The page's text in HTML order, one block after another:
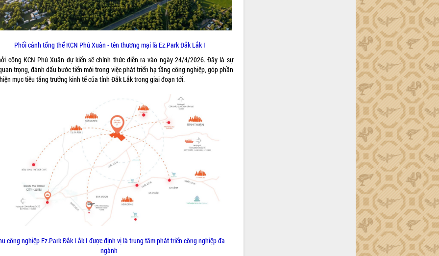
Phối cảnh tổng thể KCN Phú Xuân - tên thương mại là Ez.Park Đắk Lắk I
công KCN Phú Xuân dự kiến sẽ chính thức diễn ra vào ngày 24/4/2026. Đây là sự
trọng, đánh dấu bước tiến mới trong việc phát triển hạ tầng công nghiệp, góp phần
mục tiêu tăng trưởng kinh tế của tỉnh Đắk Lắk trong giai đoạn tới.
công nghiệp Ez.Park Đắk Lắk I được định vị là trung tâm phát triển công nghiệp đa
ngành